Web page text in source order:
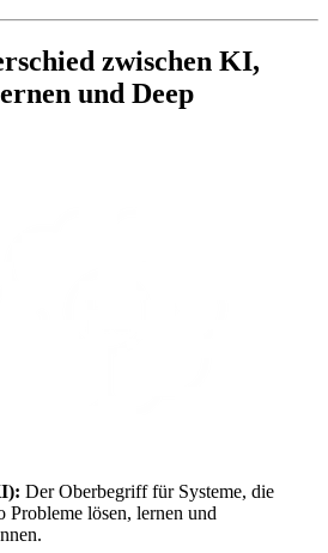
zwischen KI,
und Deep
Der Oberbegriff für Systeme, die
lösen, lernen und